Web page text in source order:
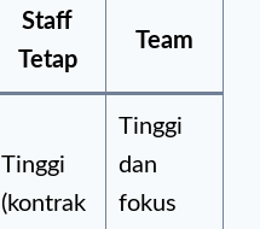
Staff
Tetap
Team
Tinggi
(kontrak
Tinggi
dan
fokus